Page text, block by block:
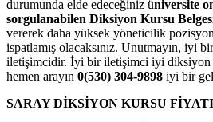
durumunda elde edeceğiniz üniversite
sorgulanabilen Diksiyon Kursu
vererek daha yüksek yöneticilik
ispatlamış olacaksınız. Unutmayın, iyi
iletişimcidir. İyi bir iletişimci iyi diksiyon
hemen arayın 0(530) 304-9898 iyi bir
SARAY DİKSİYON KURSU FİYATI